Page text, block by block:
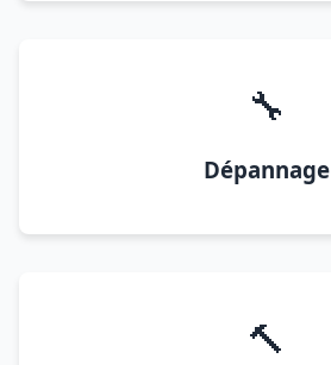
🔧
Dépannage
🔨